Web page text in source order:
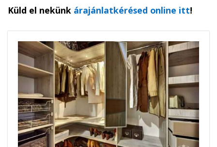
Küld el nekünk árajánlatkérésed online itt!